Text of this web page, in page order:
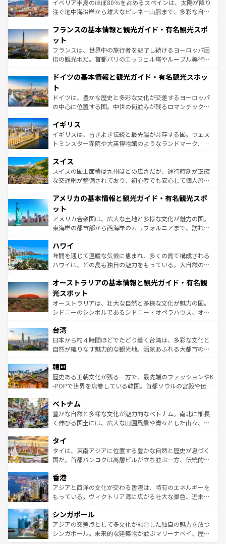
景など、自然景観も見逃せない。観光の合間には、本場の
ピザやパスタなど、絶品のイタリア料理を堪能することも
ませてくれるイタリアで、忘れられない旅をしてみよう！
なお、新着のイタリア情報は
しい。
イベリア半島のほぼ80％を占めるスペインは、太陽が降り
注ぐ地中海沿岸から雄大なピレネー山脈まで、多彩な自然
文化が根付くこの国では、情熱的なフラメンコ、熱気あふ
れる闘牛、そして美味しいタパスが生活の一部となってい
る。首都マドリードの洗練された雰囲気や、バルセロナの
アートに溢れた街角から、地方では古代ローマ遺跡や中世
せる。地方によって風土や気候が異なるスペインはその個
ンテンツ一覧 を参照してほしい。
フランスの基本情報と観光ガイド・有名観光スポ
ット
フランスは、世界中の旅行者を魅了し続けるヨーロッパ屈
指の観光地だ。首都パリのエッフェル塔やルーブル美術館
で、幅広い魅力が詰まっている。華麗な宮殿、歴史的な大
聖堂、美しいビーチ、そして豊かな自然が、訪れる者を心
から魅了する。また、フランスは美食の国としても知ら
れ、フランス料理はユネスコ無形文化遺産にも登録されて
香り高いラベンダー畑など、多彩な楽しみ方が可能だ。さ
らに、パリ以外の地域にも魅力が溢れており、どの街角に
も豊かな歴史と文化が息づいている。パリ以外の個性あふ
を参照してほしい。
ドイツの基本情報と観光ガイド・有名観光スポッ
ト
ドイツは、豊かな歴史と多彩な文化が交差するヨーロッパ
の中心に位置する国。中世の街並みが残るロマンチック街
顔を持つこの国は、どこを歩いても飽きることがない。ベ
ルリンの文化的活気、バイエルン州のアルプスの絶景、そ
してライン川沿いのワイン畑といった風景は必見。ビール
は、お酒好きな人にはぜひ体験してほしい。 なお、新着の
ドイツ情報はコンテンツ一覧を参照してほしい。
イギリス
イギリスは、古きよき伝統と最先端が共存する国。ウェス
トミンスター寺院や大英博物館のようなランドマーク、歴
リアごとに異なる魅力がある。また、優雅なアフタヌーン
ティー、ビール好きにはたまらない英国パブ、サッカー観
戦など、本場だからこそできる体験も豊富。イギリスを旅
ンツ一覧を参照してほしい。
スイス
スイスの国土面積は九州ほどの広さだが、運行時刻が正確
な交通網が整備されており、初心者でも安心して個人旅行
の建物がそのまま残る町や、スイスならではのユニークな
博物館もあり、アルプス観光だけでなく町歩きも満喫する
ことができる。国民の所得が高いため物価も高いが、旅行
者向けの交通パス提供のサービスもあり、うまく活用すれ
着のスイス情報は
アメリカの基本情報と観光ガイド・有名観光スポ
ット
アメリカ合衆国は、広大な土地と多様な文化が魅力の国。
東海岸の都市部から西海岸のカリフォルニアまで、訪れる
のような巨大都市は、観光、ショッピング、エンターテイ
ンメントが詰まった刺激的なスポットだ。一方、アメリカ
西部には大自然が広がり、グランドキャニオンやイエロー
部のニューオーリンズでは、音楽と美食が融合した独特の
文化が魅力。旅行者はアメリカの各地域で異なる魅力を楽
しみながら、その多様性と豊かな歴史を感じることができ
るだろう。車でのロードトリップや列車の旅も、アメリカ
情報は
ハワイ
年間を通じて温暖な気候に恵まれ、多くの島で構成される
ハワイは、どの島も独自の魅力をもっている。大自然の神
ワイ島は見逃せない。また、定番の観光地といえばオアフ
島だが、静かな自然を求めるならマウイ島やカウアイ島が
おすすめ。エメラルドグリーンに輝く海をはじめ、豊かな
文化や歴史が息づいている。「アロハスピリット」と呼ば
人々、おいしいローカルフードやハワイアンミュージッ
ク、伝統的なフラダンスなど、すべてがハワイの魅力を彩
っている。訪れるたびに新しい発見と感動が待っているハ
はコンテンツ一覧
オーストラリアの基本情報と観光ガイド・有名観
光スポット
オーストラリアは、壮大な自然と多様な文化が魅力の国。
シドニーのシンボルであるシドニー・オペラハウス、オー
リアリーフや大陸中央部にそびえるウルル（エアーズロッ
ク）、タスマニアの美しい原生林やケアンズの熱帯雨林な
ど、見どころがたくさん。また、カフェやワイン、オージ
いる。アクティビティも充実しており、サーフィンやダイ
ビング、ハイキングなど、アウトドア好きにはたまらな
い。オーストラリアの多彩な魅力を存分に味わいつくそ
参照してほしい。
台湾
日本から約４時間ほどでたどり着く台湾は、多彩な文化と
自然が織りなす魅力的な観光地。活気あふれる大都市の台
ン）、静ひつな山岳地帯である台湾東部など、都市の喧騒
と山間の静けさが共存しており、訪れる人に新しい発見と
驚きをもたらしてくれる。また、奥深い台湾の食文化も魅
容にもいいと評判のスイーツなど、バラエティ豊かな料理
が味わえる。 なお、新着の台湾情報は コンテンツ一覧を参
照してほしい。
韓国
歴史ある王朝文化が残る一方で、最先端のファッションやK
-POPで世界を席巻している韓国。首都ソウルの宮殿や伝統
き、地方に足を延ばせば四季折々の自然美を楽しむことが
できる。そして、キムチや焼肉、絶品のストリートフード
まで、さまざまな韓国料理が待っている。夜には、韓国な
リティに包まれながら、韓国の多彩な魅力を心ゆくまで味
わってみてほしい。 なお、新着の韓国情報はコンテンツ一
覧を参照してほしい。
ベトナム
豊かな自然と多様な文化が魅力的なベトナム。南北に細長
く伸びる国土には、広大な田園風景や青々とした山々、世
急速な発展と共に伝統が息づく。ハノイの古い町並みやホ
ーチミン市のフランス統治時代の建物も、独特の雰囲気を
醸し出している。また、バラエティの豊かさとおいしさで
とつ。フォーやバインミー、ベトナムコーヒーなどは、ぜ
ひ現地で味わいたい。どの地域を訪れてもあたたかい人々
が旅行者を迎えてくれるので、きっと忘れられない旅にな
参照してほしい。
タイ
タイは、東南アジアに位置する豊かな自然と歴史が息づく
国だ。首都バンコクは高層ビルが立ち並ぶ一方、伝統的な
の活気が交差している。北部ではチェンマイなどの山岳地
帯で自然と触れ合い、南部ではプーケットやクラビの美し
いビーチでリゾート気分を楽しむことができる。タイ料理
激する。気候は一年中温暖で、どの季節にも異なる楽しみ
が待っている。親しみやすいタイの人々、仏教を中心とし
た文化、そして多様な観光資源が、訪れる旅人を魅了し続
香港
アジアと西洋の文化が交わる香港は、特有のエネルギーを
もっている。ヴィクトリア湾に広がる壮大な景色、近未来
み、どこを訪れても感動するはず。観光スポットが密集し
ており、効率よく見どころを回れるのも魅力。息をのむよ
うな絶景から文化的な体験まで、香港を存分に楽しみ尽く
シンガポール
アジアの交差点として多文化が融合した独自の魅力を放つ
シンガポール。未来的な建築物が並ぶマリーナベイ、歴史